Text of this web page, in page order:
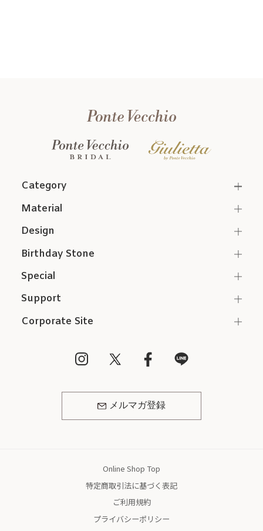
Category
Support
Corporate Site
メルマガ登録
Material
Design
Birthday Stone
Special
Online Shop Top
特定商取引法に基づく表記
ご利用規約
プライバシーポリシー